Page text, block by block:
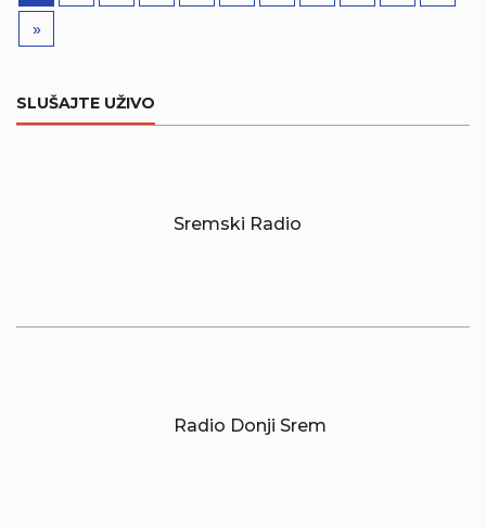
»
SLUŠAJTE UŽIVO
Sremski Radio
Radio Donji Srem